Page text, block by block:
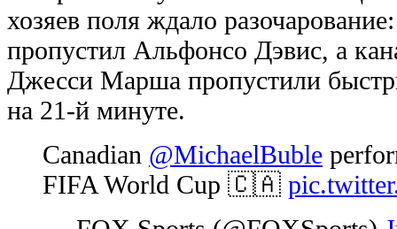
хозяев поля ждало
пропустил Альфонсо Дэвис, а
Джесси Марша пропустили
на 21-й минуте.
Canadian @MichaelBuble
FIFA World Cup 🇨🇦